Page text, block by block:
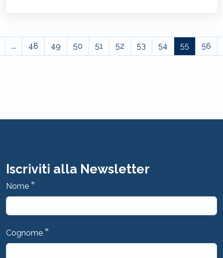
... 48 49 50 51 52 53 54 55 56
Iscriviti alla Newsletter
Nome *
Cognome *